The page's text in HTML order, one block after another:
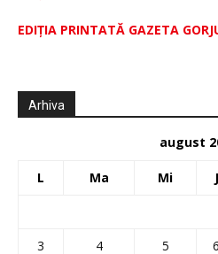
EDIŢIA PRINTATĂ GAZETA
Arhiva
august
L Ma Mi J
3
4 5 6